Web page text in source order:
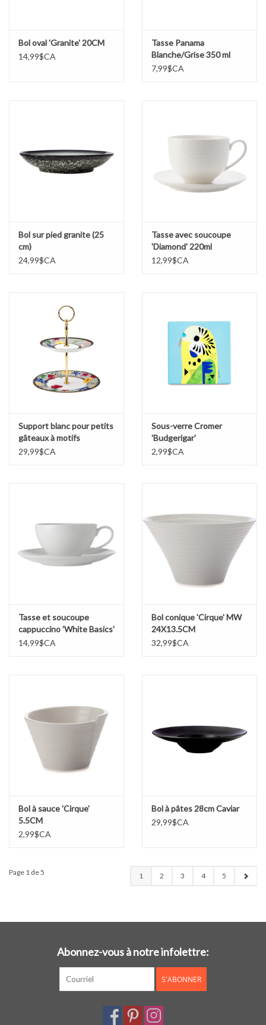
Bol oval 'Granite' 20CM
14,99$CA
Tasse Panama
Blanche/Grise 350 ml
7,99$CA
Bol sur pied granite (25
cm)
24,99$CA
Tasse avec soucoupe
'Diamond' 220ml
12,99$CA
Support blanc pour petits
gâteaux à motifs
Contessa
29,99$CA
Sous-verre Cromer
'Budgerigar'
2,99$CA
Tasse et soucoupe
cappuccino 'White Basics'
MW 400ML
14,99$CA
Bol conique 'Cirque' MW
24X13.5CM
32,99$CA
Bol à sauce 'Cirque'
5.5CM
2,99$CA
Bol à pâtes 28cm Caviar
29,99$CA
Page 1 de 5 1 2 3 4 5
Abonnez-vous à notre infolettre:
S'ABONNER